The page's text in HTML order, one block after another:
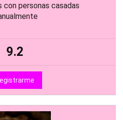
con personas casadas
9.2